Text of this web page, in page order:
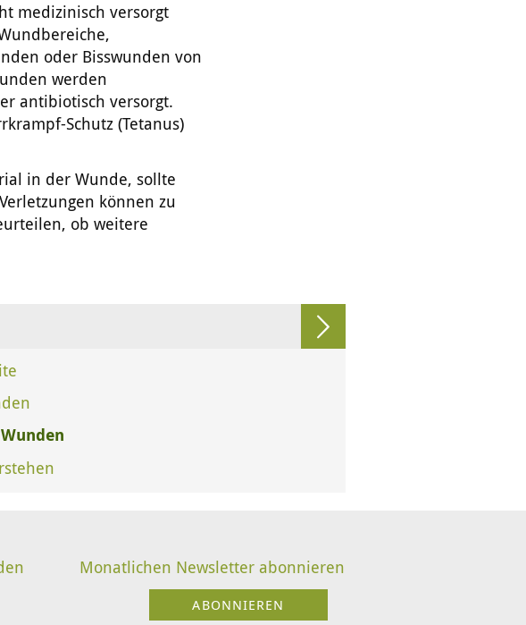
medizinisch versorgt
oder Bisswunden von
werden
antibiotisch versorgt.
Schutz (Tetanus)
in der Wunde, sollte
können zu
ob weitere
Monatlichen Newsletter abonnieren